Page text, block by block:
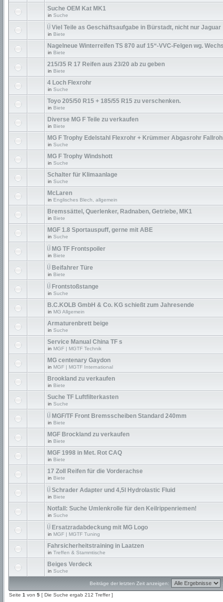
Suche OEM Kat MK1
in Suche
Viel Teile as Geschäftsaufgabe in Bürstadt, nicht nur Jaguar
in Biete
Nagelneue Winterreifen TS 870 auf 15“-VVC-Felgen wg.
in Biete
215/35 R 17 Reifen aus 23/20 ab zu geben
in Biete
4 Loch Flexrohr
in Suche
Toyo 205/50 R15 + 185/55 R15 zu verschenken.
in Biete
Diverse MG F Teile zu verkaufen
in Biete
MG F Trophy Edelstahl Flexrohr + Krümmer Abgasrohr
in Suche
MG F Trophy Windshott
in Suche
Schalter für Klimaanlage
in Suche
McLaren
in Englisches Blech, allgemein
Bremssättel, Querlenker, Radnaben, Getriebe, MK1
in Biete
MGF 1.8 Sportauspuff, gerne mit ABE
in Suche
MG TF Frontspoiler
in Biete
Beifahrer Türe
in Biete
Frontstoßstange
in Suche
B.C.KOLB GmbH & Co. KG schießt zum Jahresende
in MG Allgemein
Armaturenbrett beige
in Suche
Service Manual China TF s
in MGF | MGTF Technik
MG centenary Gaydon
in MGF | MGTF International
Brookland zu verkaufen
in Biete
Suche TF Luftfilterkasten
in Suche
MGF/TF Front Bremsscheiben Standard 240mm
in Biete
MGF Brockland zu verkaufen
in Biete
MGF 1998 in Met. Rot CAQ
in Biete
17 Zoll Reifen für die Vorderachse
in Biete
Schrader Adapter und 4,5l Hydrolastic Fluid
in Biete
Notfall: Suche Umlenkrolle für den Keilrippenriemen!
in Suche
Ersatzradabdeckung mit MG Logo
in MGF | MGTF Tuning
Fahrsicherheitstraining in Laatzen
in Treffen & Stammtische
Beiges Verdeck
in Suche
Beiträge der letzten Zeit anzeigen:
Seite 1 von 5 [ Die Suche ergab 212 Treffer ]